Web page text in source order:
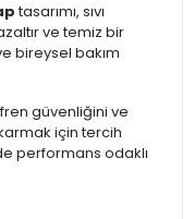
tasarımı, sıvı
ve temiz bir
bireysel bakım
güvenliğini ve
için tercih
performans odaklı